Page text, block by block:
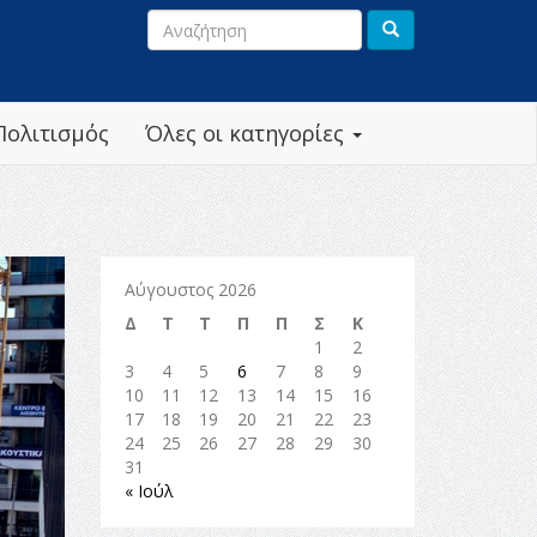
Όλες οι κατηγορίες
Αύγουστος 2026
Δ
Τ Τ Π Π Σ
Κ
1
2
3
4 5 6 7 8
9
10
11 12 13 14 15
16
17
18 19 20 21 22
23
24
25 26 27 28 29
30
31
« Ιούλ